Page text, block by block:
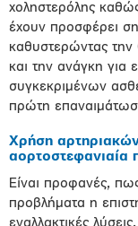
χοληστερόλης καθώς
έχουν προσφέρει
καθυστερώντας
και την ανάγκη
συγκεκριμένων
πρώτη
Χρήση
αορτοστεφανιαία
Είναι προφανές,
προβλήματα η